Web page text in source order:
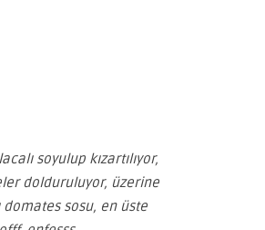
soyulup kızartılıyor,
dolduruluyor, üzerine
domates sosu, en üste